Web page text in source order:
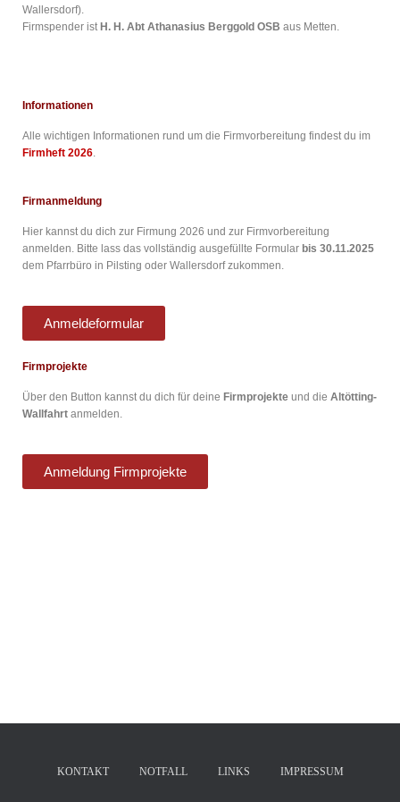
Wallersdorf).
Firmspender ist H. H. Abt Athanasius Berggold OSB aus Metten.
Informationen
Alle wichtigen Informationen rund um die Firmvorbereitung findest du im
Firmheft 2026.
Firmanmeldung
Hier kannst du dich zur Firmung 2026 und zur Firmvorbereitung
anmelden. Bitte lass das vollständig ausgefüllte Formular bis 30.11.2025
dem Pfarrbüro in Pilsting oder Wallersdorf zukommen.
Anmeldeformular
Firmprojekte
Über den Button kannst du dich für deine Firmprojekte und die Altötting-
Wallfahrt anmelden.
Anmeldung Firmprojekte
KONTAKT NOTFALL LINKS IMPRESSUM